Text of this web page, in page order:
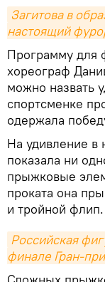
Загитова в
настоящий
Программу для
хореограф
можно назвать
спортсменке
одержала
На удивление в
показала ни
прыжковые
проката она
и тройной флип.
Российская
финале Гран-